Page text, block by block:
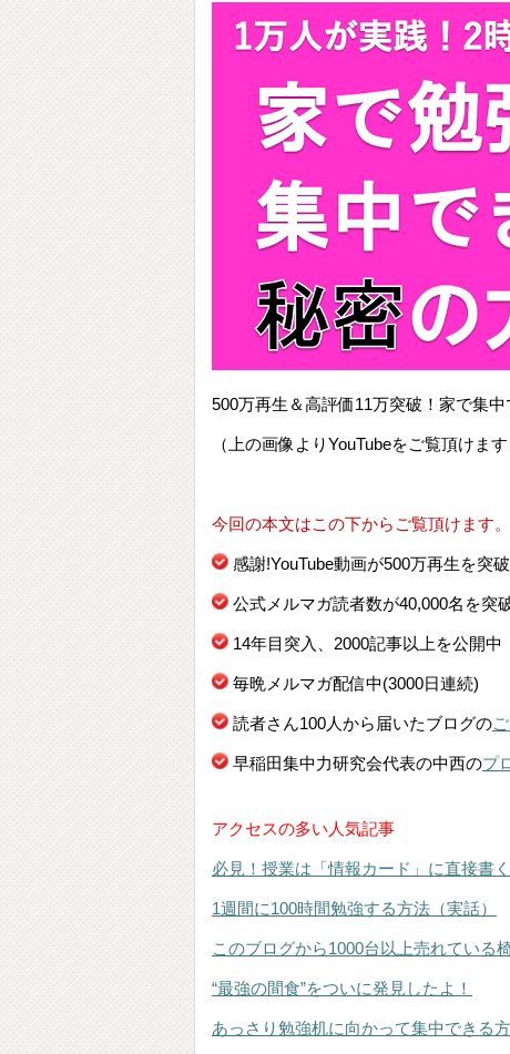
500万再生＆高評価11万突破！家で集
（上の画像よりYouTubeをご覧頂けます
今回の本文はこの下からご覧頂けます。
感謝!YouTube動画が500万再生を突破
公式メルマガ読者数が40,000名を突
14年目突入、2000記事以上を公開中
毎晩メルマガ配信中(3000日連続)
読者さん100人から届いたブログの
早稲田集中力研究会代表の中西のプ
アクセスの多い人気記事
必見！授業は「情報カード」に直接書
1週間に100時間勉強する方法（実話）
このブログから1000台以上売れている
“最強の間食”をついに発見したよ！
あっさり勉強机に向かって集中できる